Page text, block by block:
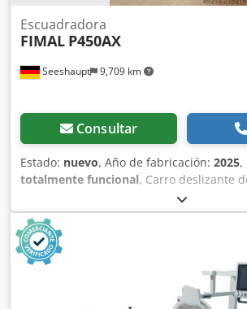
Seeshaupt 9,709 km
Escuadradora
FIMAL P450AX
Consultar
Estado: nuevo, Año de fabricación: 2025,
totalmente funcional, Carro deslizante
anodizado, incluyendo guía de alta
endurecido y rectificado. El carro
bloquear en cualquier posición.
sierra con mecanismo abatible.
ajustable y compensación de longitud a
30°, 45° y 90°. Cambio de correa para
accesible desde arriba (apertura en la